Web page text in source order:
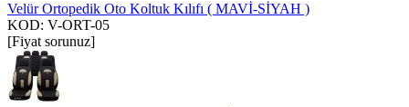
Velür Ortopedik Oto Koltuk Kılıfı ( MAVİ-SİYAH )
KOD: V-ORT-05
[Fiyat sorunuz]